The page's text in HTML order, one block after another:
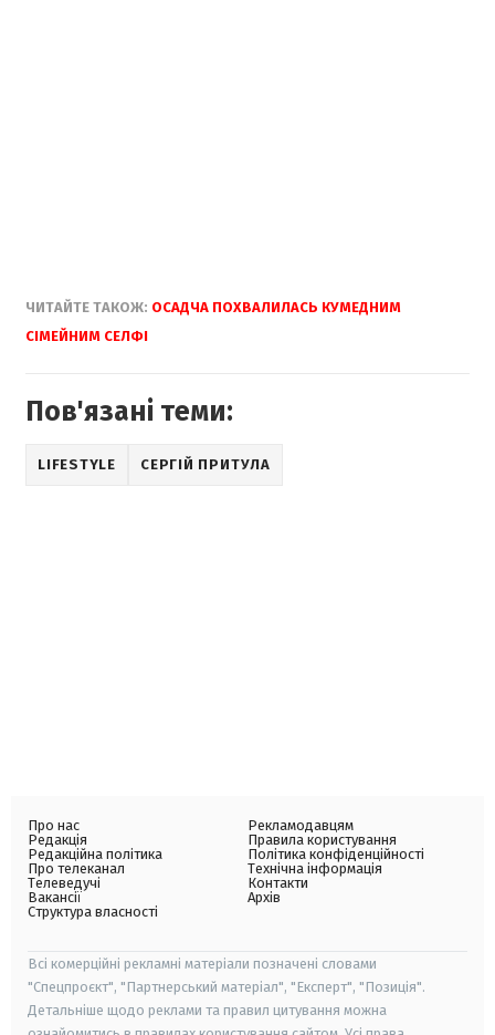
ЧИТАЙТЕ ТАКОЖ: ОСАДЧА ПОХВАЛИЛАСЬ КУМЕДНИМ
СІМЕЙНИМ СЕЛФІ
Пов'язані теми:
LIFESTYLE СЕРГІЙ ПРИТУЛА
Про нас
Редакція
Редакційна політика
Про телеканал
Телеведучі
Вакансії
Структура власності
Рекламодавцям
Правила користування
Політика конфіденційності
Технічна інформація
Контакти
Архів
Всі комерційні рекламні матеріали позначені словами
"Спецпроєкт", "Партнерський матеріал", "Експерт", "Позиція".
Детальніше щодо реклами та правил цитування можна